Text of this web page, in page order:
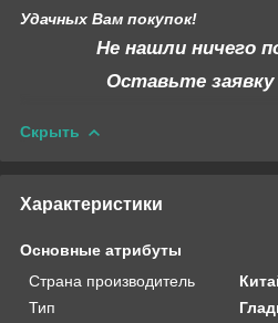
Удачных Вам покупок!
Не нашли ничего
Оставьте
Скрыть
Характеристики
Основные атрибуты
Страна производитель
Тип